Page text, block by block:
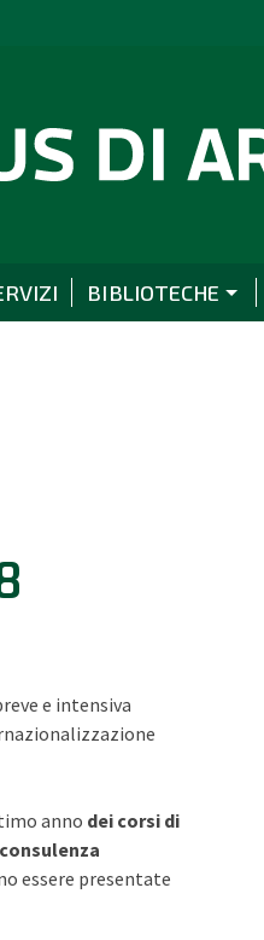
BIBLIOTECHE
e intensiva
anno dei corsi di
essere presentate